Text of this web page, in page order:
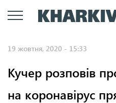
19 жовтня, 2020 - 15:33
Кучер розповів
на коронавірус